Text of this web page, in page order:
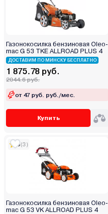
Газонокосилка бензиновая Oleo-
mac G 53 TKE ALLROAD PLUS 4
ДОСТАВИМ ПО МИНСКУ БЕСПЛАТНО
1 875.78 руб.
2044.6 руб.
от 47 руб. руб./мес.
Купить
5(3)
Газонокосилка бензиновая Oleo-
mac G 53 VK ALLROAD PLUS 4